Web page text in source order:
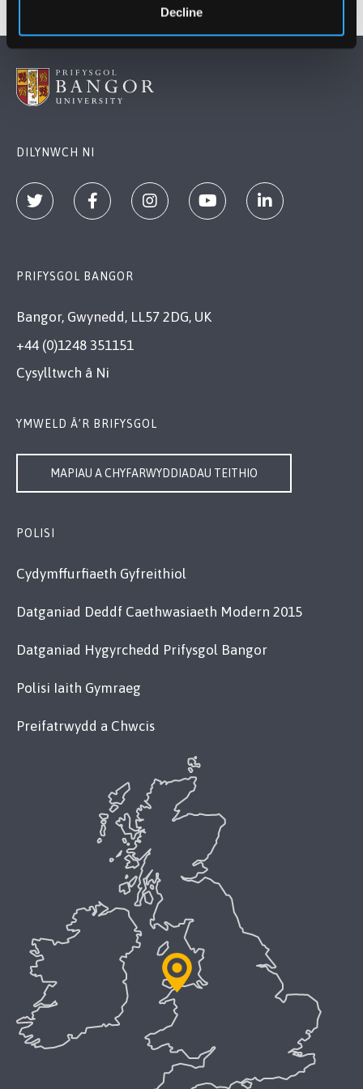
Decline
DILYNWCH NI
PRIFYSGOL BANGOR
Bangor, Gwynedd, LL57 2DG, UK
+44 (0)1248 351151
Cysylltwch â Ni
YMWELD Â’R BRIFYSGOL
MAPIAU A CHYFARWYDDIADAU TEITHIO
POLISI
Cydymffurfiaeth Gyfreithiol
Datganiad Deddf Caethwasiaeth Modern 2015
Datganiad Hygyrchedd Prifysgol Bangor
Polisi Iaith Gymraeg
Preifatrwydd a Chwcis